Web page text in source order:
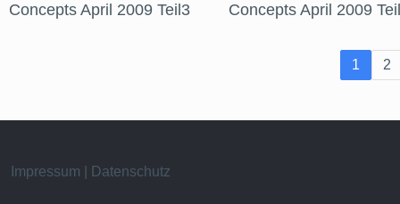
Concepts April 2009 Teil3
Concepts April 2009
1 2
Impressum | Datenschutz